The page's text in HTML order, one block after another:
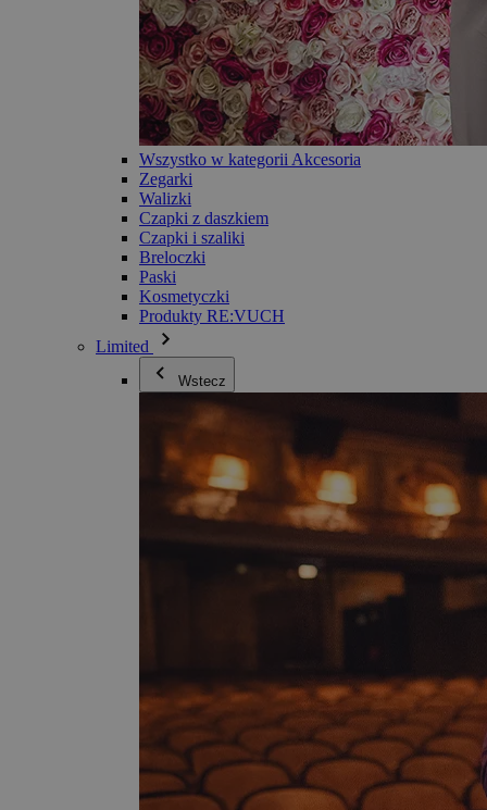
Wszystko w kategorii Akcesoria
Zegarki
Walizki
Czapki z daszkiem
Czapki i szaliki
Breloczki
Paski
Kosmetyczki
Produkty RE:VUCH
Limited
Wstecz